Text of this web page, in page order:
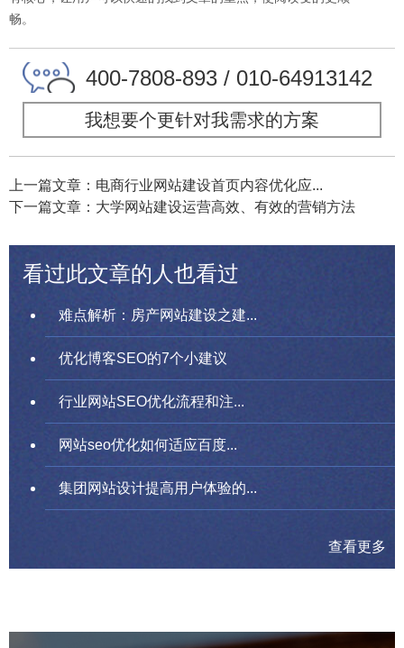
畅。
400-7808-893 / 010-64913142
我想要个更针对我需求的方案
上一篇文章：电商行业网站建设首页内容优化应...
下一篇文章：大学网站建设运营高效、有效的营销方法
看过此文章的人也看过
难点解析：房产网站建设之建...
优化博客SEO的7个小建议
行业网站SEO优化流程和注...
网站seo优化如何适应百度...
集团网站设计提高用户体验的...
查看更多